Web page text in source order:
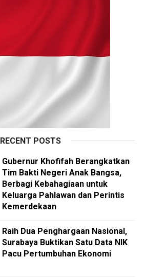
RECENT POSTS
Gubernur Khofifah Berangkatkan
Tim Bakti Negeri Anak Bangsa,
Berbagi Kebahagiaan untuk
Keluarga Pahlawan dan Perintis
Kemerdekaan
Raih Dua Penghargaan Nasional,
Surabaya Buktikan Satu Data NIK
Pacu Pertumbuhan Ekonomi